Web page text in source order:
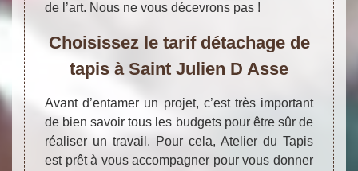
de l’art. Nous ne vous décevrons pas !
Choisissez le tarif détachage de
tapis à Saint Julien D Asse
Avant d’entamer un projet, c’est très important
de bien savoir tous les budgets pour être sûr de
réaliser un travail. Pour cela, Atelier du Tapis
est prêt à vous accompagner pour vous donner